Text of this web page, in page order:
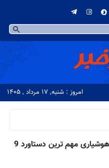
امروز : شنبه, ۱۷ مرداد , ۱۴۰۵
کنش یادآوری و هوشیاری مهم ترین دستاورد 9